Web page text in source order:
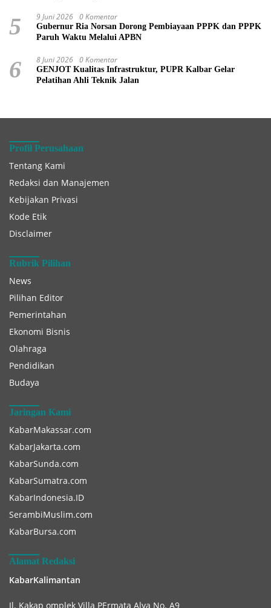
5 9 Juni 2026 0 Komentar
Gubernur Ria Norsan Dorong Pembiayaan PPPK dan PPPK
Paruh Waktu Melalui APBN
6 8 Juni 2026 0 Komentar
GENJOT Kualitas Infrastruktur, PUPR Kalbar Gelar
Pelatihan Ahli Teknik Jalan
Profil Perusahaan
Tentang Kami
Redaksi dan Manajemen
Kebijakan Privasi
Kode Etik
Disclaimer
Rubrik Pilihan
News
Pilihan Editor
Pemerintahan
Ekonomi Bisnis
Olahraga
Pendidikan
Budaya
Jaringan Kami
KabarMakassar.com
KabarJakarta.com
KabarSunda.com
KabarSumatra.com
KabarIndonesia.ID
SerambiMuslim.com
KabarBursa.com
Alamat Redaksi
KabarKalimantan
Jl. Kakap omplek Villa PErmata Alya No. A9